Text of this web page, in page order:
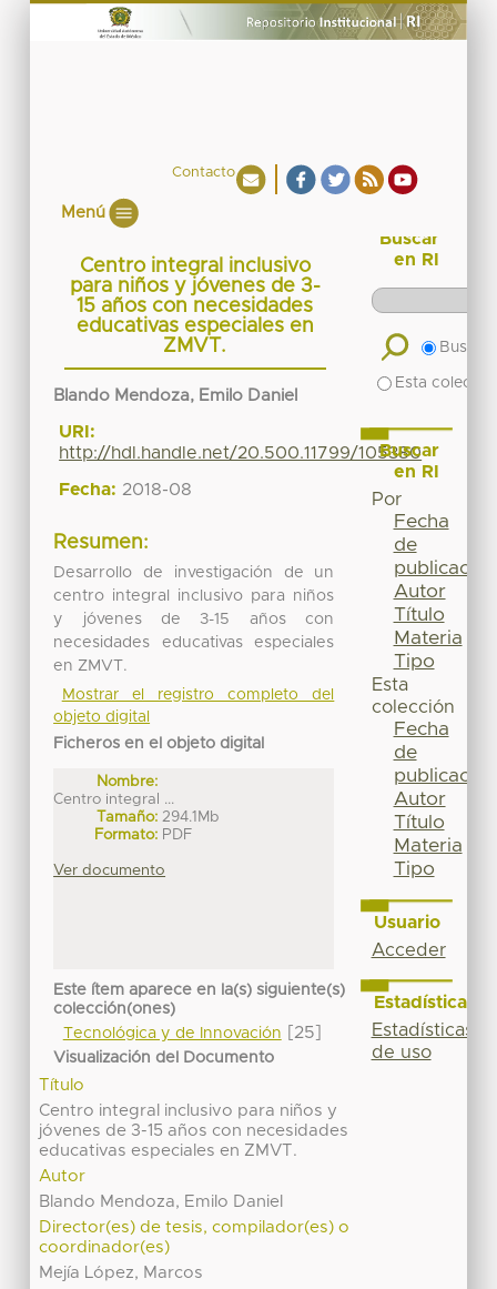
Contacto
Menú
Centro integral inclusivo
para niños y jóvenes de 3-
15 años con necesidades
educativas especiales en
ZMVT.
Blando Mendoza, Emilo Daniel
URI:
http://hdl.handle.net/20.500.11799/105380
Fecha: 2018-08
Resumen:
Desarrollo de investigación de un
centro integral inclusivo para niños
y jóvenes de 3-15 años con
necesidades educativas especiales
en ZMVT.
Mostrar el registro completo del
objeto digital
Ficheros en el objeto digital
Nombre:
Centro integral ...
Tamaño: 294.1Mb
Formato: PDF
Ver documento
Este ítem aparece en la(s) siguiente(s)
colección(ones)
Tecnológica y de Innovación
[25]
Visualización del Documento
Título
Centro integral inclusivo para niños y
jóvenes de 3-15 años con necesidades
educativas especiales en ZMVT.
Autor
Blando Mendoza, Emilo Daniel
Director(es) de tesis, compilador(es) o
coordinador(es)
Mejía López, Marcos
Buscar
en RI
Buscar
Esta
Buscar
en RI
Por
Fecha
de
publicación
Autor
Título
Materia
Tipo
Esta
colección
Fecha
de
publicación
Autor
Título
Materia
Tipo
Usuario
Acceder
Estadísticas
Estadísticas
de uso